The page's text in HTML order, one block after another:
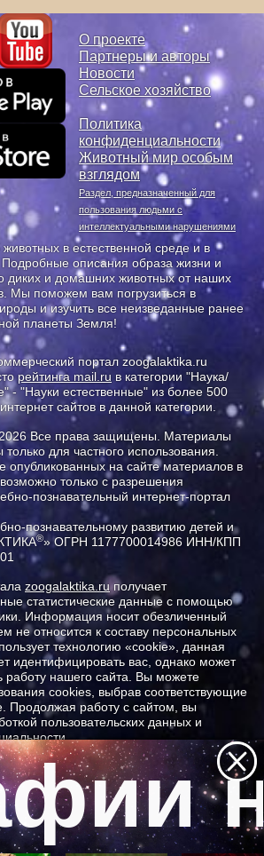
О проекте
Партнеры и авторы
Новости
Сельское хозяйство
Политика
конфиденциальности
Животный мир особым
взглядом
Раздел, предназначенный для
пользования людьми с
интеллектуальными нарушениями
в естественной среде и в
Подробные описания образа жизни и
диких и домашних животных от наших
Мы поможем вам погрузиться в
и изучить все неизведанные ранее
планеты Земля!
портал zoogalaktika.ru
рейтинга mail.ru в категории "Наука/
- "Науки естественные" из более 500
сайтов в данной категории.
Все права защищены. Материалы
для частного использования.
опубликованных на сайте материалов в
только с разрешения
познавательный интернет-портал
познавательному развитию детей и
®» ОГРН 1177700014986 ИНН/КПП
zoogalaktika.ruполучает
статистические данные с помощью
Информация носит обезличенный
не относится к составу персональных
технологию «cookie», данная
идентифицировать вас, однако может
работу нашего сайта. Вы можете
cookies, выбрав соответствующие
Продолжая работу с сайтом, вы
пользовательских данных и